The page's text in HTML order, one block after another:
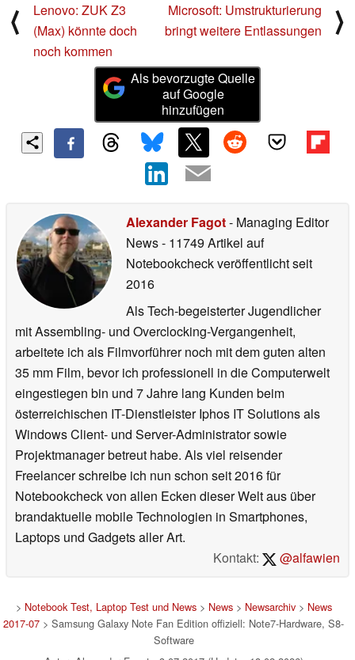
⟨
Lenovo: ZUK Z3
(Max) könnte doch
noch kommen
Microsoft: Umstrukturierung
bringt weitere Entlassungen
⟩
Als bevorzugte Quelle
auf Google
hinzufügen
Alexander Fagot- Managing Editor
News- 11749 Artikel auf
Notebookcheck veröffentlichtseit
2016
Als Tech-begeisterter Jugendlicher
mit Assembling- und Overclocking-Vergangenheit,
arbeitete ich als Filmvorführer noch mit dem guten alten
35 mm Film, bevor ich professionell in die Computerwelt
eingestiegen bin und 7 Jahre lang Kunden beim
österreichischen IT-Dienstleister Iphos IT Solutions als
Windows Client- und Server-Administrator sowie
Projektmanager betreut habe. Als viel reisender
Freelancer schreibe ich nun schon seit 2016 für
Notebookcheck von allen Ecken dieser Welt aus über
brandaktuelle mobile Technologien in Smartphones,
Laptops und Gadgets aller Art.
Kontakt:
@alfawien
> Notebook Test, Laptop Test und News> News> Newsarchiv> News
2017-07 > Samsung Galaxy Note Fan Edition offiziell: Note7-Hardware, S8-
Software